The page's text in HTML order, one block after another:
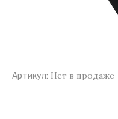
Артикул: Нет в продаже